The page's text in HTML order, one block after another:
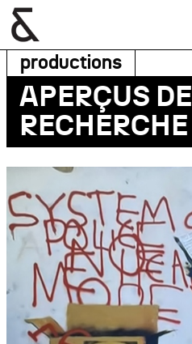
productions
APERÇUS DE
RECHERCHE